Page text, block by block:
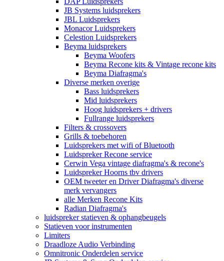
JB Systems luidsprekers
JBL Luidsprekers
Monacor Luidsprekers
Celestion Luidsprekers
Beyma luidsprekers
Beyma Woofers
Beyma Recone kits & Vintage recone kits
Beyma Diafragma's
Diverse merken overige
Bass luidsprekers
Mid luidsprekers
Hoog luidsprekers + drivers
Fullrange luidsprekers
Filters & crossovers
Grills & toebehoren
Luidsprekers met wifi of Bluetooth
Luidspreker Recone service
Cerwin Vega vintage diafragma's & recone's
Luidspreker Hoorns tbv drivers
OEM tweeter en Driver Diafragma's diverse
merk vervangers
alle Merken Recone Kits
Radian Diafragma's
luidspreker statieven & ophangbeugels
Statieven voor instrumenten
Limiters
Draadloze Audio Verbinding
Omnitronic Onderdelen service